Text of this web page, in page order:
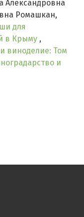
Александровна
Ромашкан,
для
в Крыму ,
виноделие: Том
и